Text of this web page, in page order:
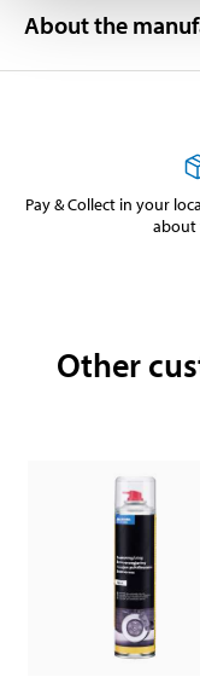
About the
Pay & Collect in your
about
Other